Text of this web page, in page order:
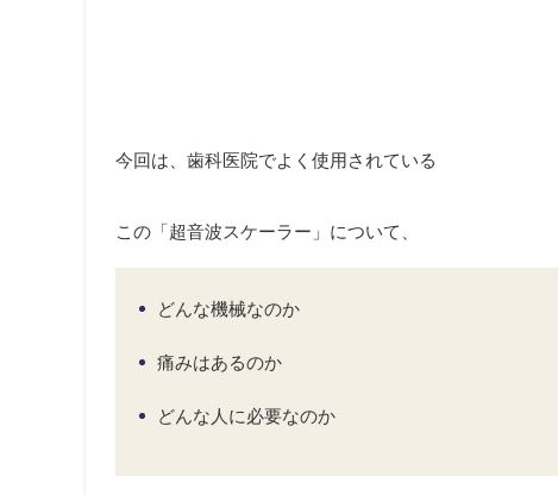
今回は、歯科医院でよく使用されている
この「超音波スケーラー」について、
どんな機械なのか
痛みはあるのか
どんな人に必要なのか